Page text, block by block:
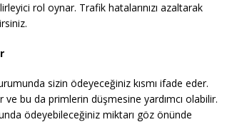
rol oynar. Trafik hatalarınızı azaltarak
sizin ödeyeceğiniz kısmı ifade eder.
bu da primlerin düşmesine yardımcı olabilir.
ödeyebileceğiniz miktarı göz önünde